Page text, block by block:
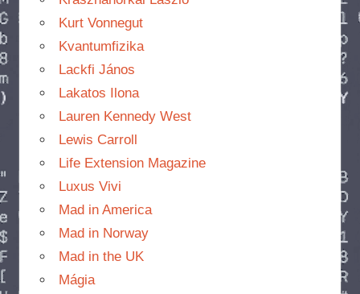
Kurt Vonnegut
Kvantumfizika
Lackfi János
Lakatos Ilona
Lauren Kennedy West
Lewis Carroll
Life Extension Magazine
Luxus Vivi
Mad in America
Mad in Norway
Mad in the UK
Mágia